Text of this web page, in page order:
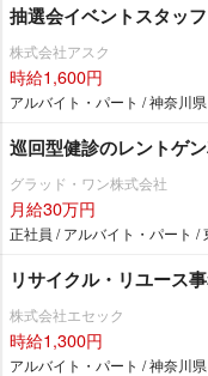
抽選会イベントスタッフ
株式会社アスク
時給1,600円
アルバイト・パート / 神奈川県
巡回型健診のレントゲ
グラッド・ワン株式会社
月給30万円
正社員 / アルバイト・パート /
リサイクル・リユース
株式会社エセック
時給1,300円
アルバイト・パート / 神奈川県